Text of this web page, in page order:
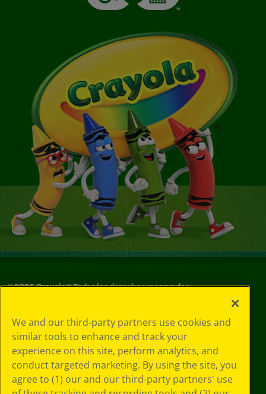
©2026Crayola® Todos los derechos reservados.
de privacidad
Política de
privacidad
Términos de SMS
GDPR
Aviso de
We and our third-party partners use cookies and
similar tools to enhance and track your
experience on this site, perform analytics, and
conduct targeted marketing. By using the site, you
agree to (1) our and our third-party partners' use